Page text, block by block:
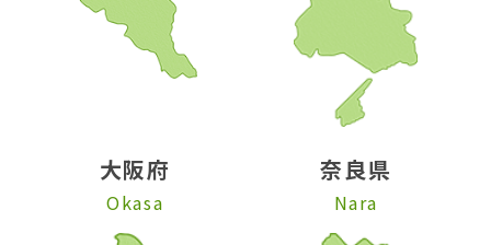
大阪府
Okasa
奈良県
Nara